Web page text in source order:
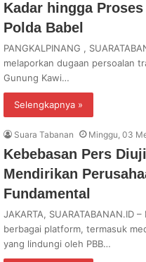
Kadar hingga
Polda Babel
PANGKALPINANG ,
melaporkan dugaan persoalan
Gunung Kawi…
Selengkapnya »
Suara Tabanan Minggu, 03
Kebebasan Pers
Mendirikan
Fundamental
JAKARTA, SUARATABANAN.ID
berbagai platform, termasuk
yang lindungi oleh PBB…